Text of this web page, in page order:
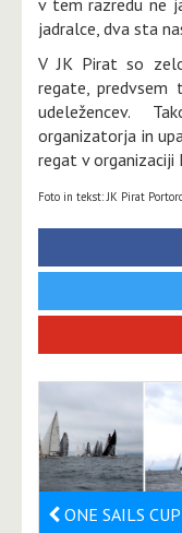
jadralce, dva sta
V JK Pirat so
regate,
udeležencev.
organizatorja in
regat v organizaciji
Foto in tekst: JK Pirat